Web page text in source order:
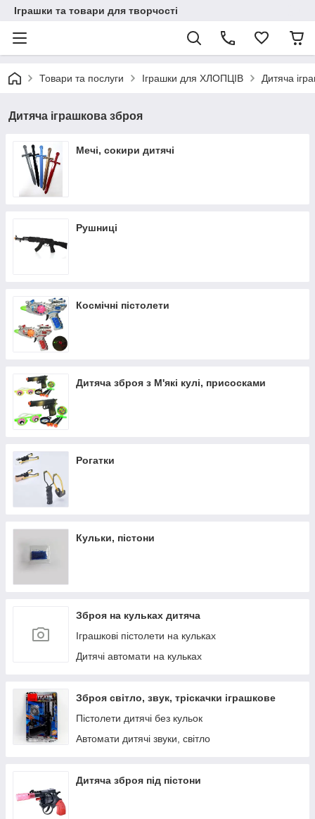
Іграшки та товари для творчості
Товари та послуги Іграшки для ХЛОПЦІВ Дитяча
Дитяча іграшкова зброя
Мечі, сокири дитячі
Рушниці
Космічні пістолети
Дитяча зброя з М'які кулі, присосками
Рогатки
Кульки, пістони
Зброя на кульках дитяча
Іграшкові пістолети на кульках
Дитячі автомати на кульках
Зброя світло, звук, тріскачки іграшкове
Пістолети дитячі без кульок
Автомати дитячі звуки, світло
Дитяча зброя під пістони